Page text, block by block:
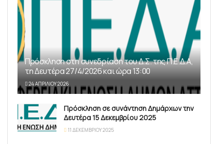
Πρόσκληση στη συνεδρίαση του Δ.Σ. της Π.Ε.Δ.Α,
τη Δευτέρα 27/4/2026 και ώρα 13:00
24 ΑΠΡΙΛΊΟΥ 2026
Πρόσκληση σε συνάντηση Δημάρχων την
Δευτέρα 15 Δεκεμβρίου 2025
11 ΔΕΚΕΜΒΡΊΟΥ 2025